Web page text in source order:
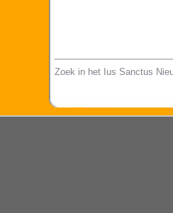
Zoek in het Ius Sanctus